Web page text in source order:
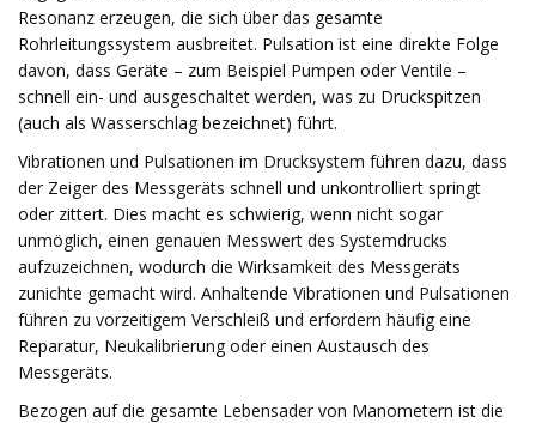
Resonanz erzeugen, die sich über das gesamte
Rohrleitungssystem ausbreitet. Pulsation ist eine direkte Folge
davon, dass Geräte – zum Beispiel Pumpen oder Ventile –
schnell ein- und ausgeschaltet werden, was zu Druckspitzen
(auch als Wasserschlag bezeichnet) führt.
Vibrationen und Pulsationen im Drucksystem führen dazu, dass
der Zeiger des Messgeräts schnell und unkontrolliert springt
oder zittert. Dies macht es schwierig, wenn nicht sogar
unmöglich, einen genauen Messwert des Systemdrucks
aufzuzeichnen, wodurch die Wirksamkeit des Messgeräts
zunichte gemacht wird. Anhaltende Vibrationen und Pulsationen
führen zu vorzeitigem Verschleiß und erfordern häufig eine
Reparatur, Neukalibrierung oder einen Austausch des
Messgeräts.
Bezogen auf die gesamte Lebensader von Manometern ist die